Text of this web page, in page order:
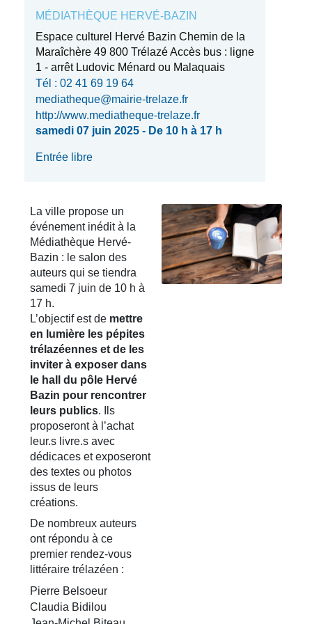
MÉDIATHÈQUE HERVÉ-BAZIN
Espace culturel Hervé Bazin Chemin de la
Maraîchère 49 800 Trélazé Accès bus : ligne
1 - arrêt Ludovic Ménard ou Malaquais
Tél : 02 41 69 19 64
mediatheque@mairie-trelaze.fr
http://www.mediatheque-trelaze.fr
samedi 07 juin 2025 - De 10 h à 17 h
Entrée libre
La ville propose un
événement inédit à la
Médiathèque Hervé-
Bazin : le salon des
auteurs qui se tiendra
samedi 7 juin de 10 h à
17 h.
L’objectif est de mettre
en lumière les pépites
trélazéennes et de les
inviter à exposer dans
le hall du pôle Hervé
Bazin pour rencontrer
leurs publics. Ils
proposeront à l’achat
leur.s livre.s avec
dédicaces et exposeront
des textes ou photos
issus de leurs
créations.
De nombreux auteurs
ont répondu à ce
premier rendez-vous
littéraire trélazéen :
Pierre Belsoeur
Claudia Bidilou